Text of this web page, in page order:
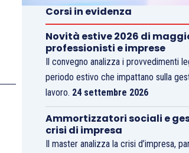
Corsi in evidenza
Novità estive 2026 di
professionisti e imprese
Il convegno analizza i provvedimenti
periodo estivo che impattano sulla
lavoro. 24 settembre 2026
Ammortizzatori sociali e
crisi di impresa
Il master analizza la crisi d’impresa,